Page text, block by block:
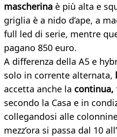
mascherina è più alta e
griglia è a nido d’ape, a
full led di serie, mentre
pagano 850 euro.
A differenza della A5 e
solo in corrente alternata,
accetta anche la continua,
secondo la Casa e in
collegandosi alle
mezz’ora si passa dal 10